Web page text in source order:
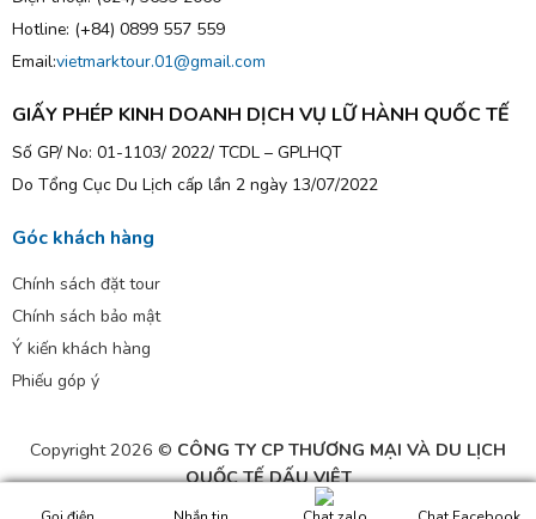
Hotline: (+84) 0899 557 559
Email:vietmarktour.01@gmail.com
GIẤY PHÉP KINH DOANH DỊCH VỤ LỮ HÀNH QUỐC TẾ
Số GP/ No: 01-1103/ 2022/ TCDL – GPLHQT
Do Tổng Cục Du Lịch cấp lần 2 ngày 13/07/2022
Góc khách hàng
Chính sách đặt tour
Chính sách bảo mật
Ý kiến khách hàng
Phiếu góp ý
Copyright 2026 © CÔNG TY CP THƯƠNG MẠI VÀ DU LỊCH
QUỐC TẾ DẤU VIỆT